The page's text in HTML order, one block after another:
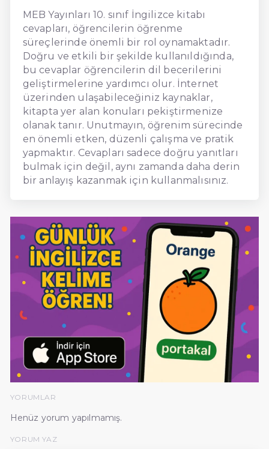
MEB Yayınları 10. sınıf İngilizce kitabı
cevapları, öğrencilerin öğrenme
süreçlerinde önemli bir rol oynamaktadır.
Doğru ve etkili bir şekilde kullanıldığında,
bu cevaplar öğrencilerin dil becerilerini
geliştirmelerine yardımcı olur. İnternet
üzerinden ulaşabileceğiniz kaynaklar,
kitapta yer alan konuları pekiştirmenize
olanak tanır. Unutmayın, öğrenim sürecinde
en önemli etken, düzenli çalışma ve pratik
yapmaktır. Cevapları sadece doğru yanıtları
bulmak için değil, aynı zamanda daha derin
bir anlayış kazanmak için kullanmalısınız.
YORUMLAR
Henüz yorum yapılmamış.
YORUM YAZ